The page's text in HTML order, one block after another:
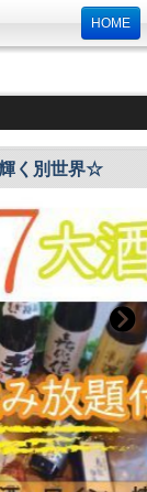
HOME
く別世界☆